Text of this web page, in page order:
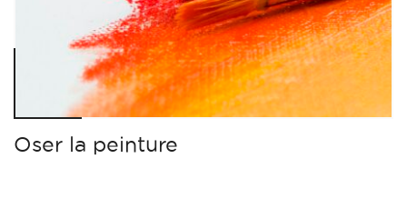
Oser la peinture